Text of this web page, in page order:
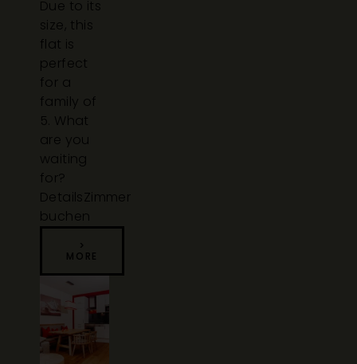
Due to its
size, this
flat is
perfect
for a
family of
5. What
are you
waiting
for?
DetailsZimmer
buchen
>
MORE